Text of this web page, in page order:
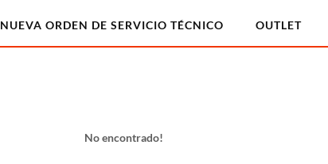
NUEVA ORDEN DE SERVICIO TÉCNICO OUTLET
No encontrado!